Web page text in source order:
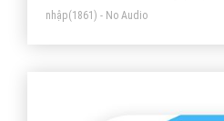
nhập(1861) - No Audio